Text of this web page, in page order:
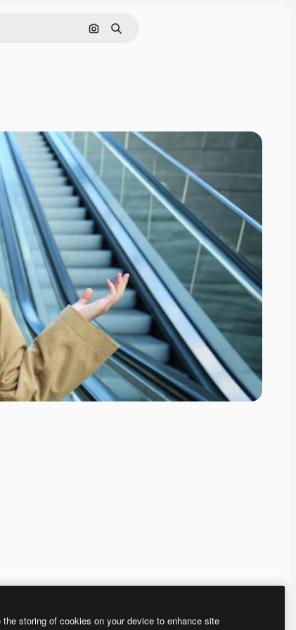
画像で検索
検索
storing of cookies on your device to enhance site